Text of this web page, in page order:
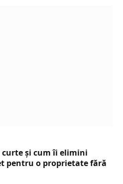
curte și cum îi elimini
pentru o proprietate fără